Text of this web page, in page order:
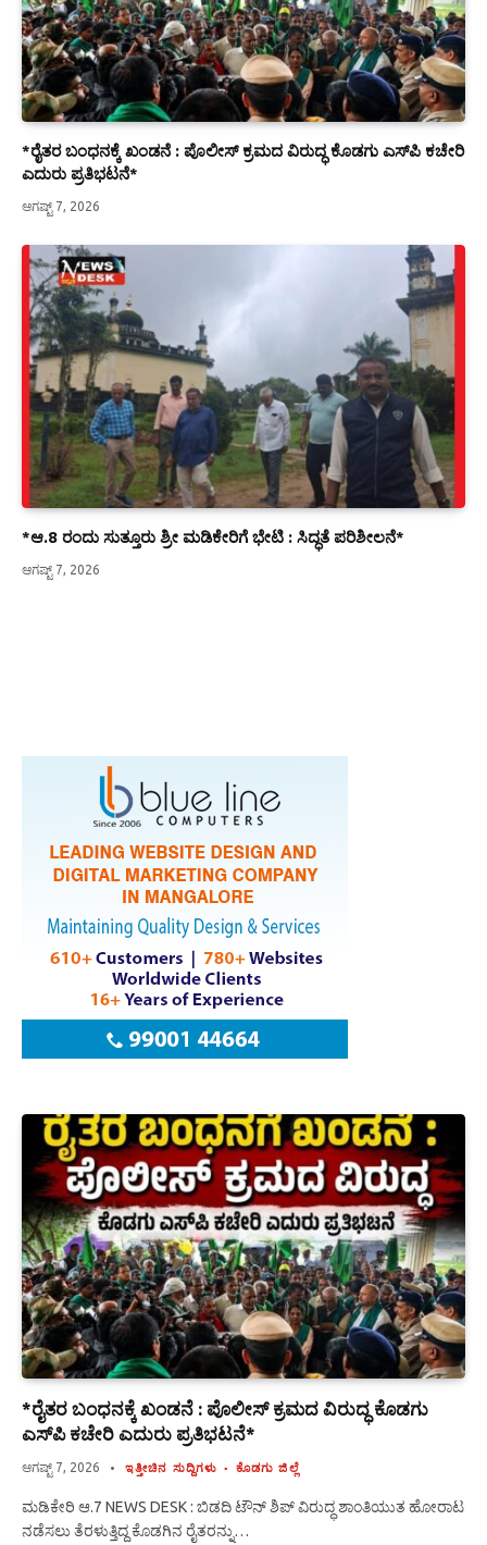
*ರೈತರ ಬಂಧನಕ್ಕೆ ಖಂಡನೆ : ಪೊಲೀಸ್ ಕ್ರಮದ ವಿರುದ್ಧ ಕೊಡಗು ಎಸ್‍ಪಿ ಕಚೇರಿ
ಎದುರು ಪ್ರತಿಭಟನೆ*
ಆಗಷ್ಟ್ 7, 2026
*ಆ.8 ರಂದು ಸುತ್ತೂರು ಶ್ರೀ ಮಡಿಕೇರಿಗೆ ಭೇಟಿ : ಸಿದ್ಧತೆ ಪರಿಶೀಲನೆ*
ಆಗಷ್ಟ್ 7, 2026
*ರೈತರ ಬಂಧನಕ್ಕೆ ಖಂಡನೆ : ಪೊಲೀಸ್ ಕ್ರಮದ ವಿರುದ್ಧ ಕೊಡಗು
ಎಸ್‍ಪಿ ಕಚೇರಿ ಎದುರು ಪ್ರತಿಭಟನೆ*
ಆಗಷ್ಟ್ 7, 2026 ಇತ್ತೀಚಿನ ಸುದ್ದಿಗಳು ಕೊಡಗು ಜಿಲ್ಲೆ
ಮಡಿಕೇರಿ ಆ.7 NEWS DESK : ಬಿಡದಿ ಟೌನ್ ಶಿಪ್ ವಿರುದ್ಧ ಶಾಂತಿಯುತ ಹೋರಾಟ
ನಡೆಸಲು ತೆರಳುತ್ತಿದ್ದ ಕೊಡಗಿನ ರೈತರನ್ನು…